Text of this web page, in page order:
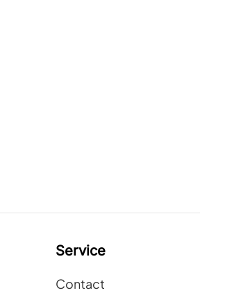
Service
Contact